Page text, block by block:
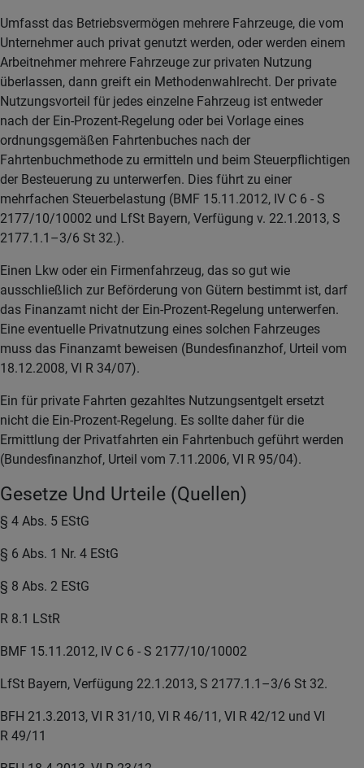
Umfasst das Betriebsvermögen mehrere Fahrzeuge, die vom
Unternehmer auch privat genutzt werden, oder werden einem
Arbeitnehmer mehrere Fahrzeuge zur privaten Nutzung
überlassen, dann greift ein Methodenwahlrecht. Der private
Nutzungsvorteil für jedes einzelne Fahrzeug ist entweder
nach der Ein-Prozent-Regelung oder bei Vorlage eines
ordnungsgemäßen Fahrtenbuches nach der
Fahrtenbuchmethode zu ermitteln und beim Steuerpflichtigen
der Besteuerung zu unterwerfen. Dies führt zu einer
mehrfachen Steuerbelastung (BMF 15.11.2012, IV C 6 - S
2177/10/10002 und LfSt Bayern, Verfügung v. 22.1.2013, S
2177.1.1–3/6 St 32.).
Einen Lkw oder ein Firmenfahrzeug, das so gut wie
ausschließlich zur Beförderung von Gütern bestimmt ist, darf
das Finanzamt nicht der Ein-Prozent-Regelung unterwerfen.
Eine eventuelle Privatnutzung eines solchen Fahrzeuges
muss das Finanzamt beweisen (Bundesfinanzhof, Urteil vom
18.12.2008, VI R 34/07).
Ein für private Fahrten gezahltes Nutzungsentgelt ersetzt
nicht die Ein-Prozent-Regelung. Es sollte daher für die
Ermittlung der Privatfahrten ein Fahrtenbuch geführt werden
(Bundesfinanzhof, Urteil vom 7.11.2006, VI R 95/04).
Gesetze Und Urteile (Quellen)
§ 4 Abs. 5 EStG
§ 6 Abs. 1 Nr. 4 EStG
§ 8 Abs. 2 EStG
R 8.1 LStR
BMF 15.11.2012, IV C 6 - S 2177/10/10002
LfSt Bayern, Verfügung 22.1.2013, S 2177.1.1–3/6 St 32.
BFH 21.3.2013, VI R 31/10, VI R 46/11, VI R 42/12 und VI
R 49/11